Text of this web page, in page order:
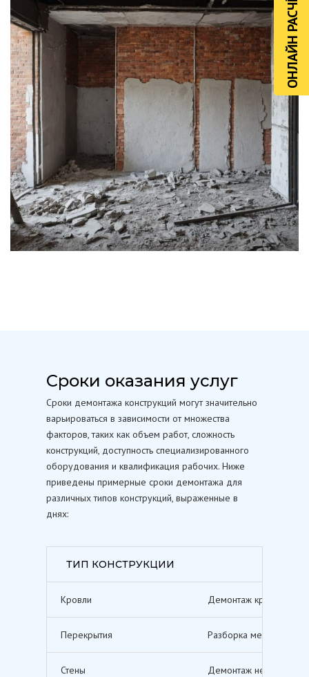
ОНЛАЙН РАСЧЁТ
Сроки оказания услуг
Сроки демонтажа конструкций могут значительно
варьироваться в зависимости от множества
факторов, таких как объем работ, сложность
конструкций, доступность специализированного
оборудования и квалификация рабочих. Ниже
приведены примерные сроки демонтажа для
различных типов конструкций, выраженные в
днях:
ТИП КОНСТРУКЦИИ
Кровли Демонтаж кровельных
Перекрытия Разборка межэтажных
Стены Демонтаж несущих и